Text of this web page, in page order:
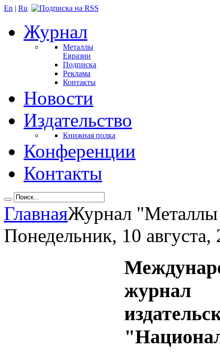
En | Ru
Журнал
Металлы
Евразии
Подписка
Реклама
Контакты
Новости
Издательство
Книжная полка
Конференции
Контакты
ГлавнаяЖурнал "Металлы
Понедельник, 10 августа,